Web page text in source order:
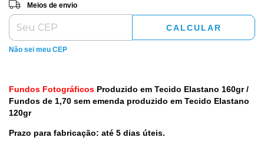
Meios de envio
CALCULAR
Não sei meu CEP
Fundos Fotográficos Produzido em Tecido Elastano 160gr /
Fundos de 1,70 sem emenda produzido em Tecido Elastano
120gr
Prazo para fabricação: até 5 dias úteis.